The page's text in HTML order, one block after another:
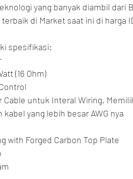
yang banyak diambil dari
di Market saat ini di harga
spesifikasi:
(16 Ohm)
Cable untuk Interal Wiring.
yang lebih besar AWG nya
with Forged Carbon Top Plate